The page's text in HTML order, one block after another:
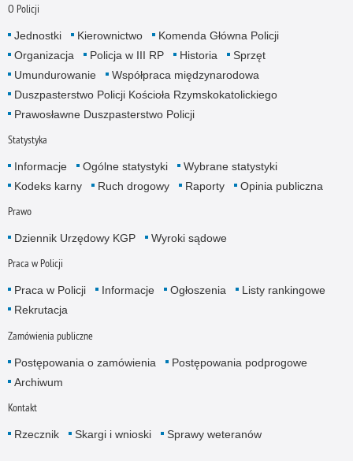
O Policji
Jednostki Kierownictwo
Komenda Główna Policji
Organizacja
Policja w III RP Historia
Sprzęt
Umundurowanie
Współpraca międzynarodowa
Duszpasterstwo Policji Kościoła Rzymskokatolickiego
Prawosławne Duszpasterstwo Policji
Statystyka
Informacje Ogólne statystyki
Wybrane statystyki
Kodeks karny
Ruch drogowy Raporty Opinia publiczna
Prawo
Dziennik Urzędowy KGP Wyroki sądowe
Praca w Policji
Praca w Policji Informacje Ogłoszenia
Listy rankingowe
Rekrutacja
Zamówienia publiczne
Postępowania o zamówienia
Postępowania podprogowe
Archiwum
Kontakt
Rzecznik Skargi i wnioski Sprawy weteranów